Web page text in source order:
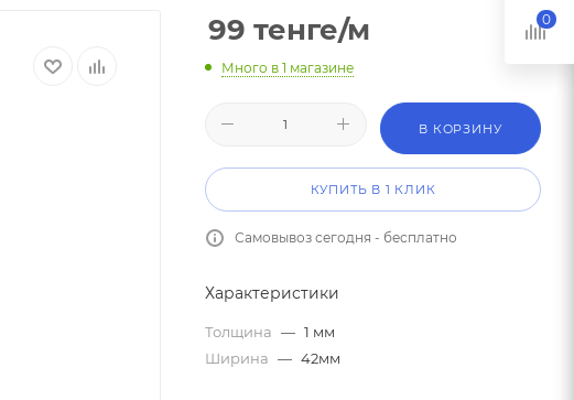
99 тенге/м
Много в 1 магазине
В КОРЗИНУ
КУПИТЬ В 1 КЛИК
Самовывоз сегодня - бесплатно
Характеристики
Толщина — 1 мм
Ширина — 42мм
0